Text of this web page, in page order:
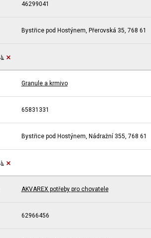
46299041
Bystřice pod Hostýnem, Přerovská 35, 768 61
Granule a krmivo
65831331
Bystřice pod Hostýnem, Nádražní 355, 768 61
AKVAREX potřeby pro chovatele
62966456